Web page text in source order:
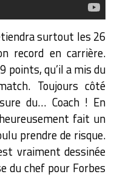
surtout les 26
record en carrière.
points, qu’il a mis du
Toujours côté
du… Coach ! En
fait un
prendre de risque.
vraiment dessinée
du chef pour Forbes